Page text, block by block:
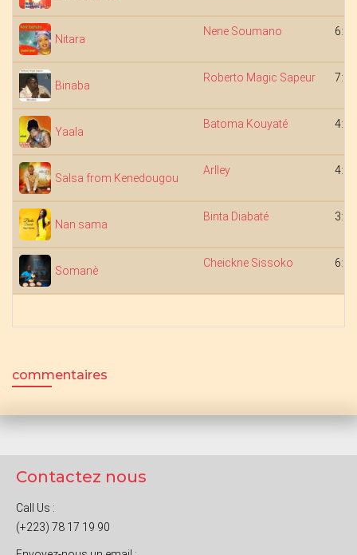
Nitara
Nene Soumano 6:03
Binaba
Roberto Magic Sapeur 7:01
Yaala
Batoma Kouyaté 4:36
Salsa from Kenedougou
Arlley 4:31
Nan sama
Binta Diabaté 3:26
Somanè
Cheickne Sissoko 6:02
commentaires
Contactez nous
Call Us :
(+223) 78 17 19 90